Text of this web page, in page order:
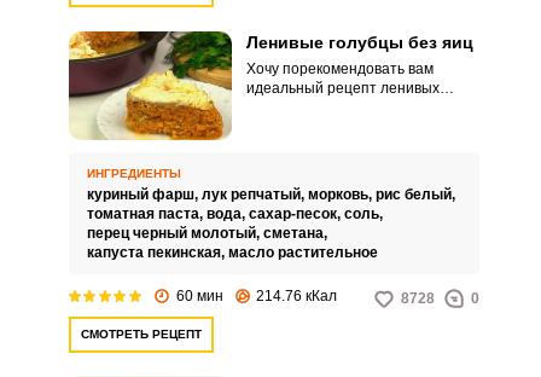
Ленивые голубцы без яиц
Хочу порекомендовать вам
идеальный рецепт ленивых
ИНГРЕДИЕНТЫ
куриный фарш, лук репчатый, морковь, рис белый,
томатная паста, вода, сахар-песок, соль,
перец черный молотый, сметана,
капуста пекинская, масло растительное
60 мин 214.76 кКал 8728 0
СМОТРЕТЬ РЕЦЕПТ
Запомнить меня
ЕЩЕ НЕ ЗАРЕГИСТРИРОВАННЫ?